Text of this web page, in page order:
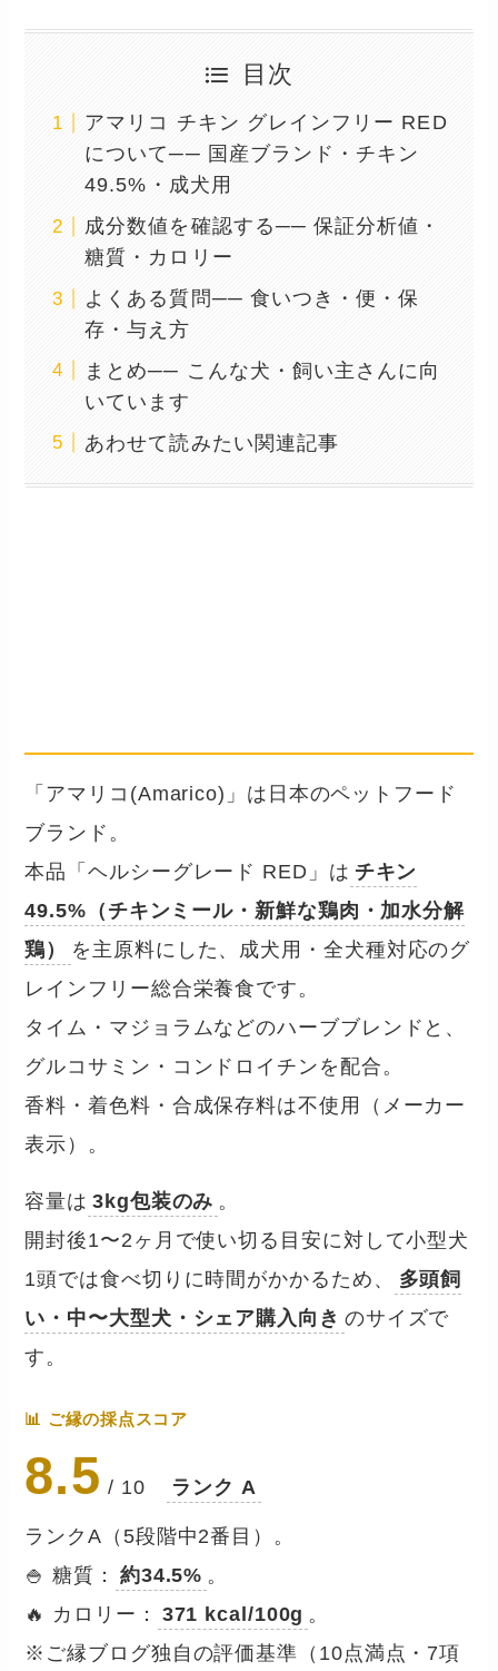
目次
アマリコ チキン グレインフリー RED
について── 国産ブランド・チキン
49.5%・成犬用
成分数値を確認する── 保証分析値・
糖質・カロリー
よくある質問── 食いつき・便・保
存・与え方
まとめ── こんな犬・飼い主さんに向
いています
あわせて読みたい関連記事
「アマリコ(Amarico)」は日本のペットフード
ブランド。
本品「ヘルシーグレード RED」は チキン
49.5%（チキンミール・新鮮な鶏肉・加水分解
鶏）
を主原料にした、成犬用・全犬種対応のグ
レインフリー総合栄養食です。
タイム・マジョラムなどのハーブブレンドと、
グルコサミン・コンドロイチンを配合。
香料・着色料・合成保存料は不使用（メーカー
表示）。
容量は 3kg包装のみ 。
開封後1〜2ヶ月で使い切る目安に対して小型犬
1頭では食べ切りに時間がかかるため、
多頭飼
い・中〜大型犬・シェア購入向き のサイズで
す。
📊 ご縁の採点スコア
8.5 / 10 ランク A
ランクA（5段階中2番目）。
🍚 糖質：
約34.5% 。
🔥 カロリー：
371 kcal/100g 。
※ご縁ブログ独自の評価基準（10点満点・7項